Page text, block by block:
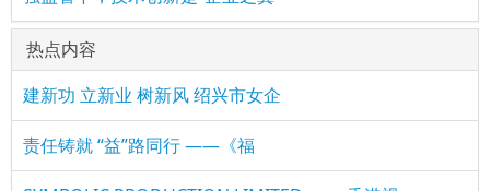
热点内容
建新功 立新业 树新风 绍兴市女企
责任铸就 “益”路同行 ——《福